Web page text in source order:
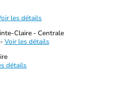
les détails
Claire - Centrale
Voir les détails
détails